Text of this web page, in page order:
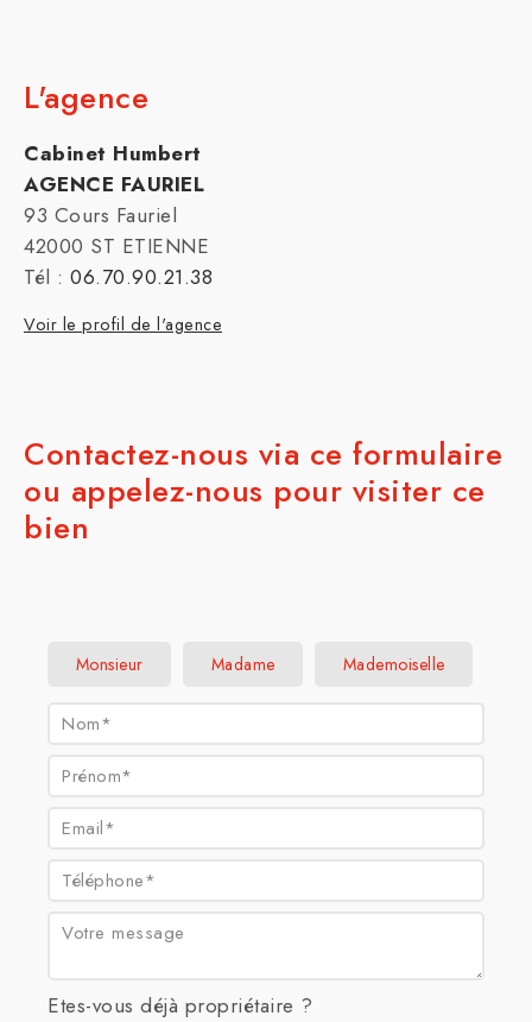
L'agence
Cabinet Humbert
AGENCE FAURIEL
93 Cours Fauriel
42000 ST ETIENNE
Tél : 06.70.90.21.38
Voir le profil de l'agence
Contactez-nous via ce formulaire
ou appelez-nous pour visiter ce
bien
Civilité :
Monsieur Madame Mademoiselle
Nom* :
Prénom* :
Email* :
Téléphone* :
Votre message :
Etes-vous déjà propriétaire ?